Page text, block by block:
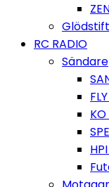
Glödstift
RC RADIO
Sändare